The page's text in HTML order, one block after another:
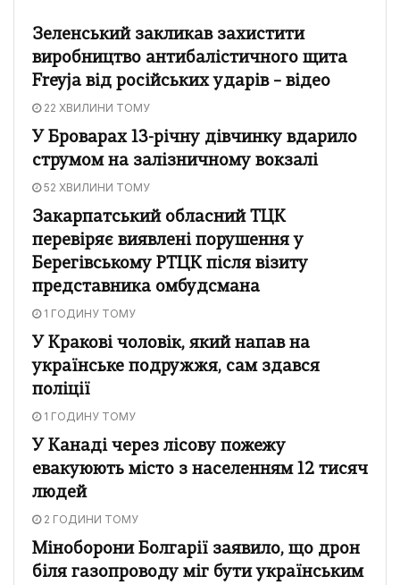
Зеленський закликав захистити
виробництво антибалістичного щита
Freyja від російських ударів – відео
22 ХВИЛИНИ ТОМУ
У Броварах 13-річну дівчинку вдарило
струмом на залізничному вокзалі
52 ХВИЛИНИ ТОМУ
Закарпатський обласний ТЦК
перевіряє виявлені порушення у
Берегівському РТЦК після візиту
представника омбудсмана
1 ГОДИНУ ТОМУ
У Кракові чоловік, який напав на
українське подружжя, сам здався
поліції
1 ГОДИНУ ТОМУ
У Канаді через лісову пожежу
евакуюють місто з населенням 12 тисяч
людей
2 ГОДИНИ ТОМУ
Міноборони Болгарії заявило, що дрон
біля газопроводу міг бути українським